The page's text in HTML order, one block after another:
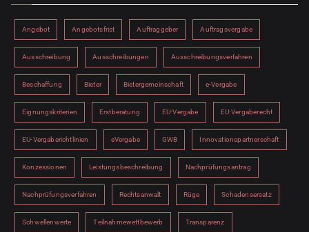
Angebot Angebotsfrist Auftraggeber Auftragsvergabe
Ausschreibung Ausschreibungen Ausschreibungsverfahren
Beschaffung Bieter Bietergemeinschaft e-Vergabe
Eignungskriterien Erstberatung EU-Vergabe EU-Vergaberecht
EU-Vergaberichtlinien eVergabe GWB Innovationspartnerschaft
Konzessionen Leistungsbeschreibung Nachprüfungsantrag
Nachprüfungsverfahren Rechtsanwalt Rüge Schadensersatz
Schwellenwerte Teilnahmewettbewerb Transparenz